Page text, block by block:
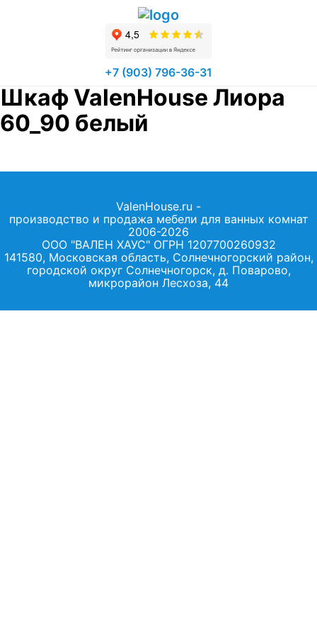
+7 (903) 796-36-31
Шкаф ValenHouse Лиора
60_90 белый
ValenHouse.ru -
производство и продажа мебели для ванных комнат
2006-2026
ООО "ВАЛЕН ХАУС" ОГРН 1207700260932
141580, Московская область, Солнечногорский район,
городской округ Солнечногорск, д. Поварово,
микрорайон Лесхоза, 44